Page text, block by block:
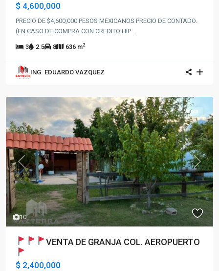
$ 4,600,000
PRECIO DE $4,600,000 PESOS MEXICANOS PRECIO DE CONTADO.
(EN CASO DE COMPRA CON CREDITO HIP
3 2.5 8 636 m2
ING. EDUARDO VAZQUEZ
10
Previous Next
Venta
VENTA DE GRANJA COL. AEROPUERTO
$ 2,400,000